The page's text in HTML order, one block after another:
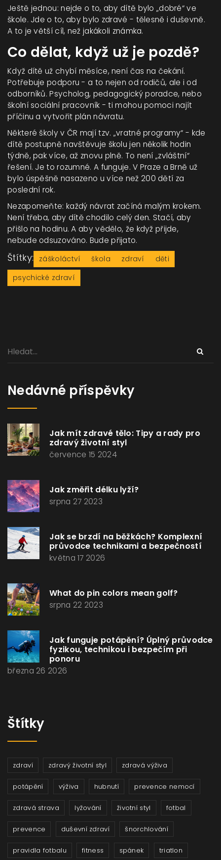
Ještě jednou: nejde o to, aby dítě bylo „dobré“ ve
škole. Jde o to, aby bylo zdravé - tělesně i duševně.
A to je větší cíl, než jakákoli známka.
Co dělat, když už je pozdě?
Když dítě už chybí měsíce, není čas na čekání.
Potřebuje podporu - a to nejen od rodičů, ale i od
odborníků. Psycholog, pedagogický poradce, nebo
školní sociální pracovník - ti mohou pomoci najít
příčinu a vytvořit plán návratu.
Některé školy v ČR mají tzv. „vratné programy“ - kde
dítě postupně navštěvuje školu jen několik hodin
týdně, pak více, až znovu plně. To není „zvláštní“
řešení. Je to rozumné. A funguje. V Praze a Brně už
bylo úspěšně nasazeno u více než 200 dětí za
poslední rok.
Nezapomeňte: každý návrat začíná malým krokem.
Není třeba, aby dítě chodilo celý den. Stačí, aby
přišlo na hodinu. A aby vědělo, že když přijde,
nebude odsuzováno. Bude přijato.
Štítky: záškoláctví škola zdraví
děti
psychické zdraví
Nedávné příspěvky
Jak mít zdravé tělo: Tipy a rady pro
zdravý životní styl
července 15 2024
Jak změřit délku lyží?
srpna 27 2023
Jak se brzdí na běžkách? Komplexní
průvodce technikami a bezpečností
května 17 2026
What do pin colors mean golf?
srpna 22 2023
Jak funguje potápění? Úplný průvodce
fyzikou, technikou i bezpečím při
ponoru
března 26 2026
Štítky
zdraví zdravý životní styl zdravá výživa
potápění výživa hubnutí prevence nemocí
zdravá strava lyžování životní styl fotbal
prevence duševní zdraví šnorchlování
pravidla fotbalu fitness spánek triatlon